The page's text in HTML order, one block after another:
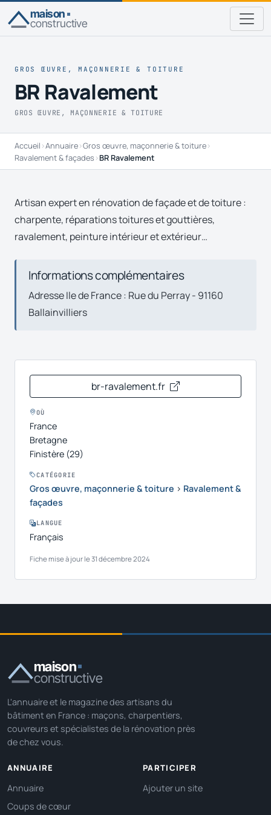
maison
constructive
GROS ŒUVRE, MAÇONNERIE & TOITURE
BR Ravalement
GROS ŒUVRE, MAÇONNERIE & TOITURE
Accueil ›Annuaire›Gros œuvre, maçonnerie & toiture›
Ravalement & façades ›BR Ravalement
Artisan expert en rénovation de façade et de toiture :
charpente, réparations toitures et gouttières,
ravalement, peinture intérieur et extérieur…
Informations complémentaires
Adresse Ile de France : Rue du Perray - 91160
Ballainvilliers
br-ravalement.fr
OÙ
France
Bretagne
Finistère (29)
CATÉGORIE
Gros œuvre, maçonnerie & toiture › Ravalement &
façades
LANGUE
Français
Fiche mise à jour le 31 décembre 2024
maison
constructive
L'annuaire et le magazine des artisans du
bâtiment en France : maçons, charpentiers,
couvreurs et spécialistes de la rénovation près
de chez vous.
ANNUAIRE
Annuaire
Coups de cœur
PARTICIPER
Ajouter un site